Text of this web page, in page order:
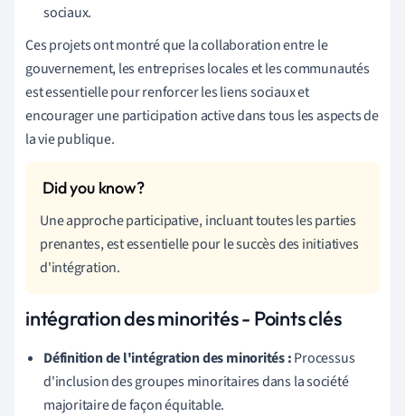
sociaux.
Ces projets ont montré que la collaboration entre le
gouvernement, les entreprises locales et les communautés
est essentielle pour renforcer les liens sociaux et
encourager une participation active dans tous les aspects de
la vie publique.
Une approche participative, incluant toutes les parties
prenantes, est essentielle pour le succès des initiatives
d'intégration.
intégration des minorités - Points clés
Définition de l'intégration des minorités :Processus
d'inclusion des groupes minoritaires dans la société
majoritaire de façon équitable.